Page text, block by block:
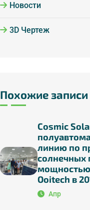
Новости
3D Чертеж
Похожие записи
Cosmic
линию по
солнечных
Ooitech в
Апр